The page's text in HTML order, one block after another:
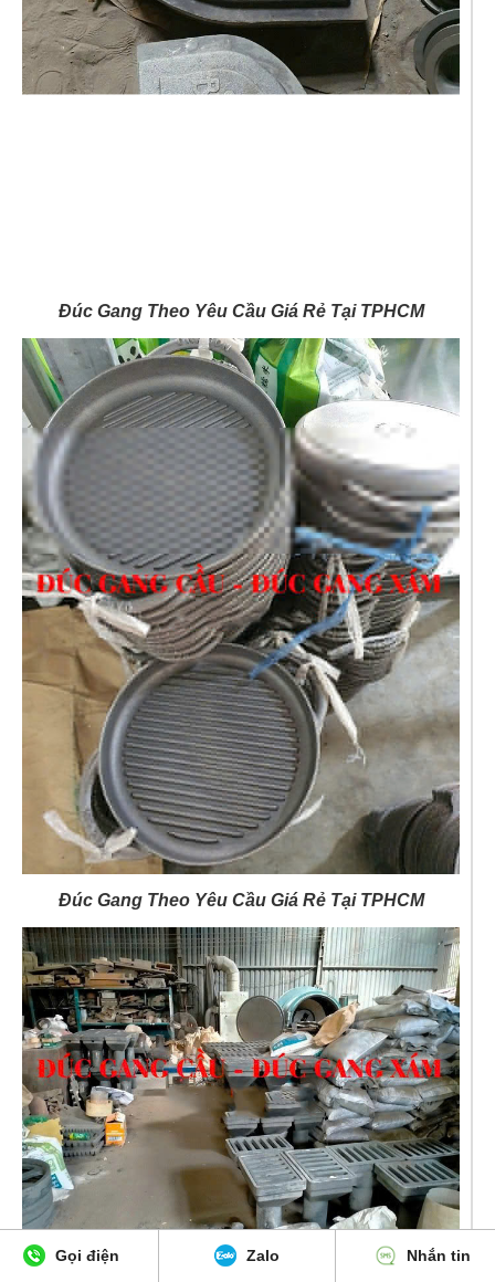
Đúc Gang Theo Yêu Cầu Giá Rẻ Tại TPHCM
Đúc Gang Theo Yêu Cầu Giá Rẻ Tại TPHCM
Đúc Gang Theo Yêu Cầu Giá Rẻ Tại TPHCM
Gọi điện Zalo Nhắn tin